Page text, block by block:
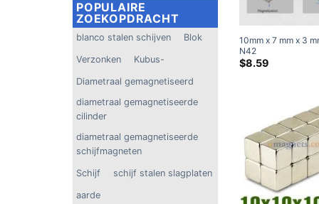
POPULAIRE
ZOEKOPDRACHT
blanco stalen schijven Blok
Verzonken Kubus-
Diametraal gemagnetiseerd
diametraal gemagnetiseerde
cilinder
diametraal gemagnetiseerde
schijfmagneten
Schijf schijf stalen slagplaten
aarde
10mm x 7 mm x 3
N42
$8.59